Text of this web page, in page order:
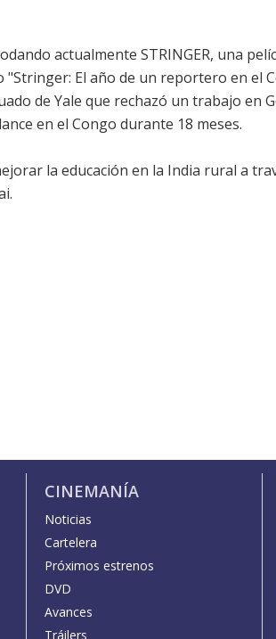
actualmente STRINGER, una
"Stringer: El año de un reportero en el
de Yale que rechazó un trabajo en
en el Congo durante 18 meses.
la educación en la India rural a
CINEMANÍA
Noticias
Cartelera
Próximos estrenos
DVD
Avances
Tráilers